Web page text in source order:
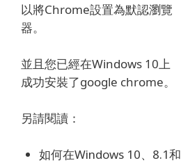
以將Chrome設置為默認瀏覽
器。
並且您已經在Windows 10上
成功安裝了google chrome。
另請閱讀：
如何在Windows 10、8.1和